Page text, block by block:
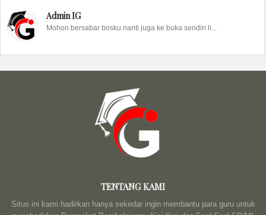
Admin IG
Mohon bersabar bosku nanti juga ke buka sendiri li...
TENTANG KAMI
Situs ini kami hadirkan hanya sekedar ingin membantu para guru untuk